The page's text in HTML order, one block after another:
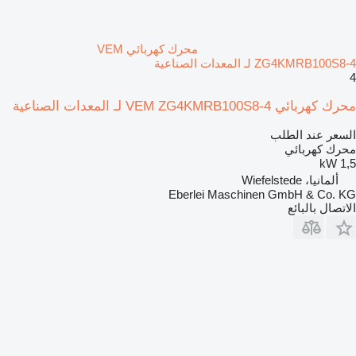
محرك كهربائي VEM
ZG4KMRB100S8-4 لـ المعدات الصناعية
4
محرك كهربائي VEM ZG4KMRB100S8-4 لـ المعدات الصناعية
السعر عند الطلب
محرك كهربائي
1,5 kW
ألمانيا، Wiefelstede
Eberlei Maschinen GmbH & Co. KG
الاتصال بالبائع